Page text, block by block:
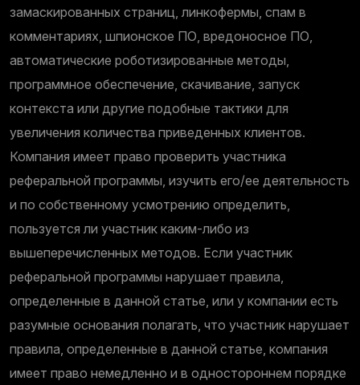
замаскированных страниц, линкофермы, спам в
комментариях, шпионское ПО, вредоносное ПО,
автоматические роботизированные методы,
программное обеспечение, скачивание, запуск
контекста или другие подобные тактики для
увеличения количества приведенных клиентов.
Компания имеет право проверить участника
реферальной программы, изучить его/ее деятельность
и по собственному усмотрению определить,
пользуется ли участник каким-либо из
вышеперечисленных методов. Если участник
реферальной программы нарушает правила,
определенные в данной статье, или у компании есть
разумные основания полагать, что участник нарушает
правила, определенные в данной статье, компания
имеет право немедленно и в одностороннем порядке